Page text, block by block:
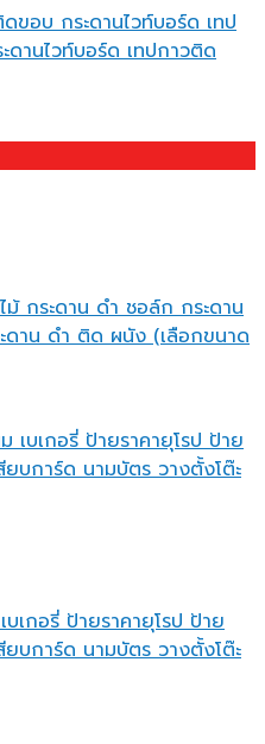
อบ กระดานไวท์บอร์ด เทป
านไวท์บอร์ด เทปกาวติด
ม้ กระดาน ดํา ชอล์ก กระดาน
ดาน ดํา ติด ผนัง (เลือกขนาด
เกอรี่ ป้ายราคายุโรป ป้าย
บการ์ด นามบัตร วางตั้งโต๊ะ